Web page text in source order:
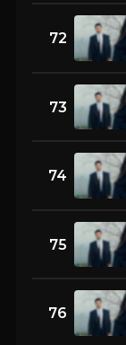
72
73
74
75
76